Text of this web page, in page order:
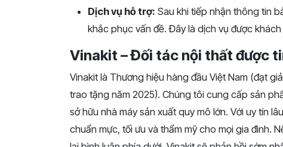
Dịch vụ hỗ trợ: Sau khi tiếp nhận thông tin
khắc phục vấn đề. Đây là dịch vụ được
Vinakit – Đối tác nội thất được
Vinakit là Thương hiệu hàng đầu Việt Nam (đạt
trao tặng năm 2025). Chúng tôi cung cấp sản
sở hữu nhà máy sản xuất quy mô lớn. Với uy tín
chuẩn mực, tối ưu và thẩm mỹ cho mọi gia đình.